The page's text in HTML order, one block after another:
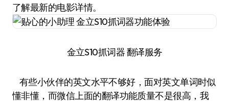
了解最新的电影详情。
金立S10抓词器 翻译服务
有些小伙伴的英文水平不够好，面对英文单词时似
懂非懂，而微信上面的翻译功能质量不是很高，我